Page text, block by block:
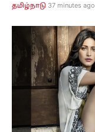
தமிழ்நாடு 37 minutes ago